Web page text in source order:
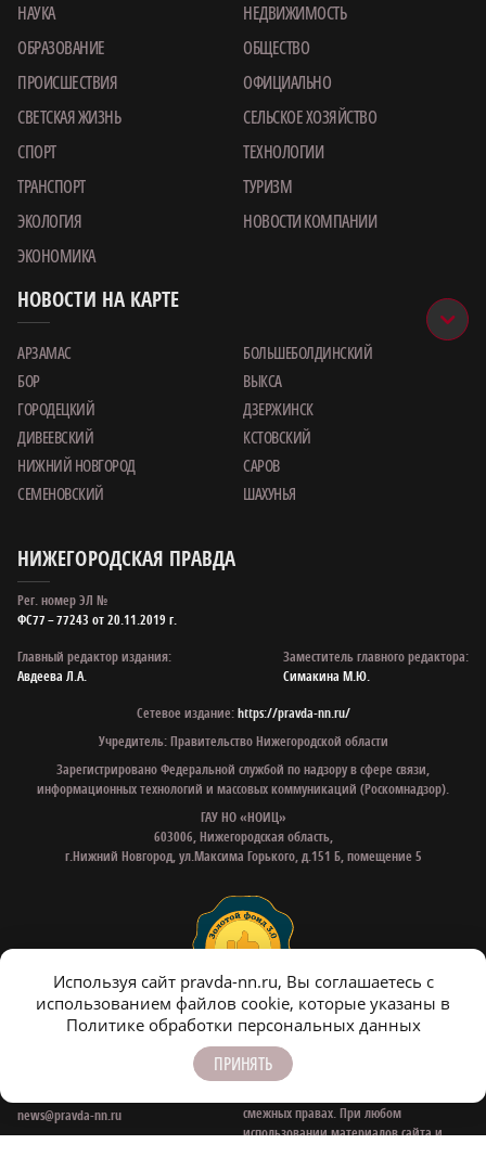
НАУКА
НЕДВИЖИМОСТЬ
ОБРАЗОВАНИЕ
ОБЩЕСТВО
ПРОИСШЕСТВИЯ
ОФИЦИАЛЬНО
СВЕТСКАЯ ЖИЗНЬ
СЕЛЬСКОЕ ХОЗЯЙСТВО
СПОРТ
ТЕХНОЛОГИИ
ТРАНСПОРТ
ТУРИЗМ
ЭКОЛОГИЯ
НОВОСТИ КОМПАНИИ
ЭКОНОМИКА
НОВОСТИ НА КАРТЕ
АРЗАМАС
БОЛЬШЕБОЛДИНСКИЙ
БОР
ВЫКСА
ГОРОДЕЦКИЙ
ДЗЕРЖИНСК
ДИВЕЕВСКИЙ
КСТОВСКИЙ
НИЖНИЙ НОВГОРОД
САРОВ
СЕМЕНОВСКИЙ
ШАХУНЬЯ
НИЖЕГОРОДСКАЯ ПРАВДА
Рег. номер ЭЛ №
ФС77 – 77243 от 20.11.2019 г.
Главный редактор издания:
Авдеева Л.А.
Заместитель главного редактора:
Симакина М.Ю.
Сетевое издание:https://pravda-nn.ru/
Учредитель: Правительство Нижегородской области
Зарегистрировано Федеральной службой по надзору в сфере связи,
информационных технологий и массовых коммуникаций (Роскомнадзор).
ГАУ НО «НОИЦ»
603006, Нижегородская область,
г.Нижний Новгород, ул.Максима Горького, д.151 Б, помещение 5
news@pravda-nn.ru
Все права на материалы, находящиеся
на сайте www.pravda-nn.ru, охраняются
в соответствии с законодательством РФ,
смежных правах. При любом
использовании материалов сайта и
Используя сайт pravda-nn.ru, Вы соглашаетесь с
использованием файлов cookie, которые указаны в
Политике обработки персональных данных
ПРИНЯТЬ